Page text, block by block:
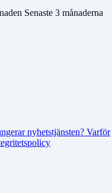
Senaste 3 månaderna
nyhetstjänsten? Varför